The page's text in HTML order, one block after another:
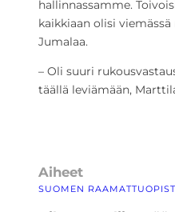
hallinnassamme.
kaikkiaan olisi
Jumalaa.
– Oli suuri
täällä leviämään,
Aiheet
SUOMEN